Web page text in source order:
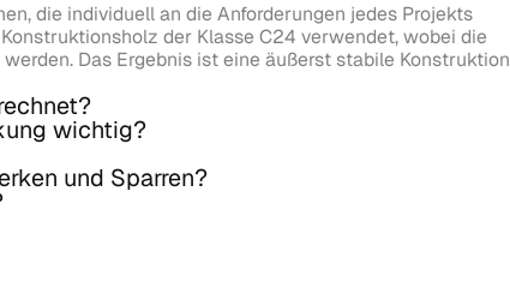
die individuell an die Anforderungen jedes Projekts
der Klasse C24 verwendet, wobei die
Das Ergebnis ist eine äußerst stabile Konstruktion
wichtig?
und Sparren?